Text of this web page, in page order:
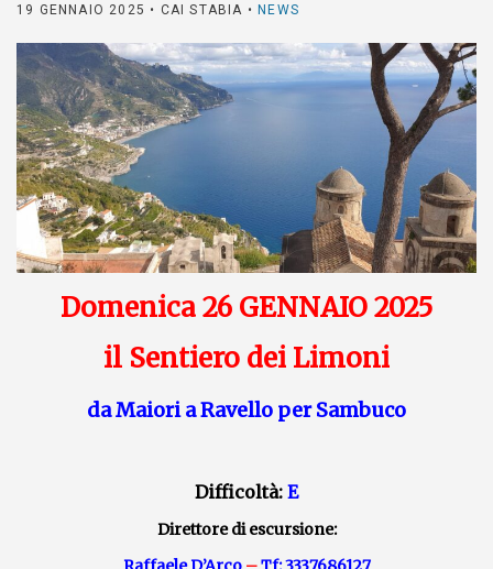
19 GENNAIO 2025 • CAI STABIA •NEWS
Domenica 26 GENNAIO 2025
il Sentiero dei Limoni
da Maiori a Ravello per Sambuco
Difficoltà: E
Direttore di escursione: